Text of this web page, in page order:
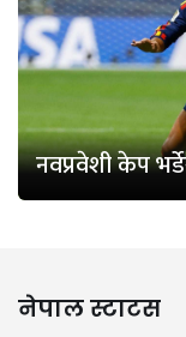
नवप्रवेशी केप
नेपाल स्टाटस